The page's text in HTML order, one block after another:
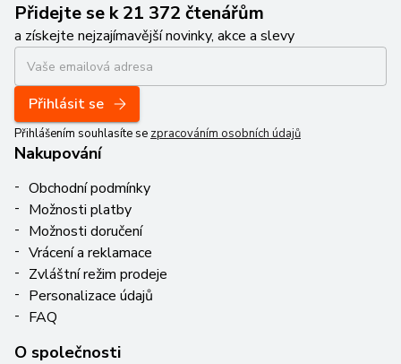
Přidejte se k 21 372 čtenářům
a získejte nejzajímavější novinky, akce a slevy
Přihlásit se
Přihlášením souhlasíte se zpracováním osobních údajů
Nakupování
Obchodní podmínky
Možnosti platby
Možnosti doručení
Vrácení a reklamace
Zvláštní režim prodeje
Personalizace údajů
FAQ
O společnosti